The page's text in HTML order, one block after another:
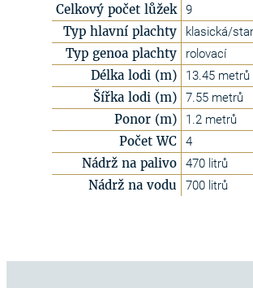
Celkový počet lůžek 9
Typ hlavní plachty klasická/
Typ genoa plachty rolovací
Délka lodi (m) 13.45 metrů
Šířka lodi (m) 7.55 metrů
Ponor (m) 1.2 metrů
Počet WC 4
Nádrž na palivo 470 litrů
Nádrž na vodu 700 litrů